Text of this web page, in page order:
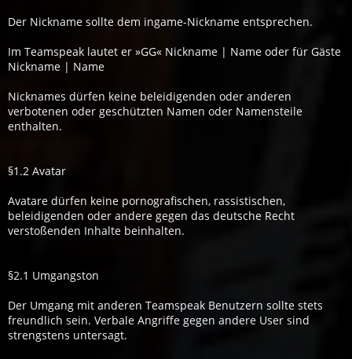
Der Nickname sollte dem ingame-Nickname entsprechen.
Im Teamspeak lautet er »GG« Nickname | Name oder für Gäste
Nickname | Name
Nicknames dürfen keine beleidigenden oder anderen
verbotenen oder geschützten Namen oder Namensteile
enthalten.
§1.2 Avatar
Avatare dürfen keine pornografischen, rassistischen,
beleidigenden oder andere gegen das deutsche Recht
verstoßenden Inhalte beinhalten.
§2.1 Umgangston
Der Umgang mit anderen Teamspeak Benutzern sollte stets
freundlich sein. Verbale Angriffe gegen andere User sind
strengstens untersagt.